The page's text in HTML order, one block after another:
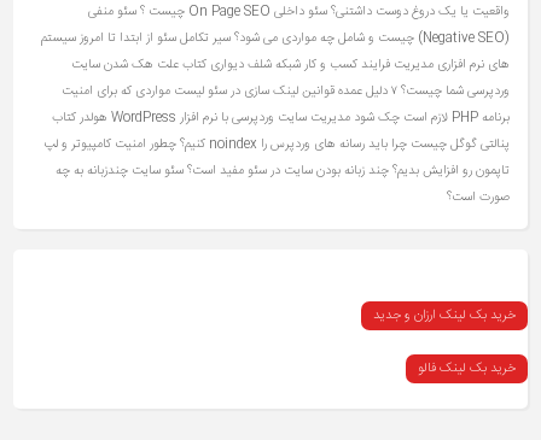
واقعیت یا یک دروغ دوست‌ داشتنی؟سئو داخلی On Page SEO چیست ؟
سئو منفی
(Negative SEO) چیست و شامل چه مواردی می شود؟
سیر تکامل سئو از ابتدا تا امروز سیستم
های نرم افزاری مدیریت فرایند کسب و کار شبکهشلف دیواری کتابعلت هک شدن سایت
وردپرسی شما چیست؟ ۷ دلیل عمده
قوانین لینک سازی در سئو لیست مواردی که برای امنیت
برنامه PHP لازم است چک شود
مدیریت سایت وردپرسی با نرم افزار WordPress
هولدر کتاب
پنالتی گوگل چیست چرا باید رسانه های وردپرس را noindex کنیم؟
چطور امنیت کامپیوتر و لپ
تاپمون رو افزایش بدیم؟چند زبانه بودن سایت در سئو مفید است؟ سئو سایت چندزبانه به چه
صورت است؟
خرید بک لینک ارزان و جدید
خرید بک لینک فالو